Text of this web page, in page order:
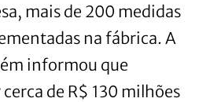
mais de 200 medidas
na fábrica. A
informou que
de R$ 130 milhões